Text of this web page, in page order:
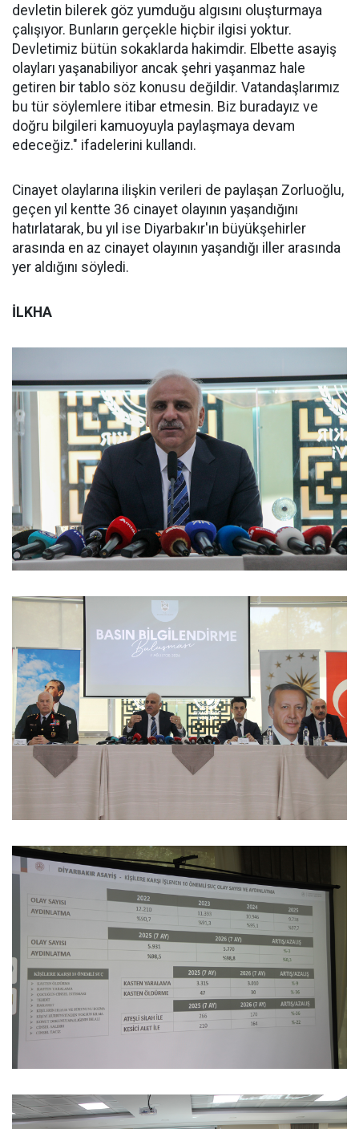
devletin bilerek göz yumduğu algısını oluşturmaya
çalışıyor. Bunların gerçekle hiçbir ilgisi yoktur.
Devletimiz bütün sokaklarda hakimdir. Elbette asayiş
olayları yaşanabiliyor ancak şehri yaşanmaz hale
getiren bir tablo söz konusu değildir. Vatandaşlarımız
bu tür söylemlere itibar etmesin. Biz buradayız ve
doğru bilgileri kamuoyuyla paylaşmaya devam
edeceğiz." ifadelerini kullandı.
Cinayet olaylarına ilişkin verileri de paylaşan Zorluoğlu,
geçen yıl kentte 36 cinayet olayının yaşandığını
hatırlatarak, bu yıl ise Diyarbakır'ın büyükşehirler
arasında en az cinayet olayının yaşandığı iller arasında
yer aldığını söyledi.
İLKHA